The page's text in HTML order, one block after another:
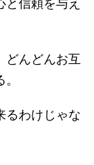
信頼を与え
どんどんお互
るわけじゃな